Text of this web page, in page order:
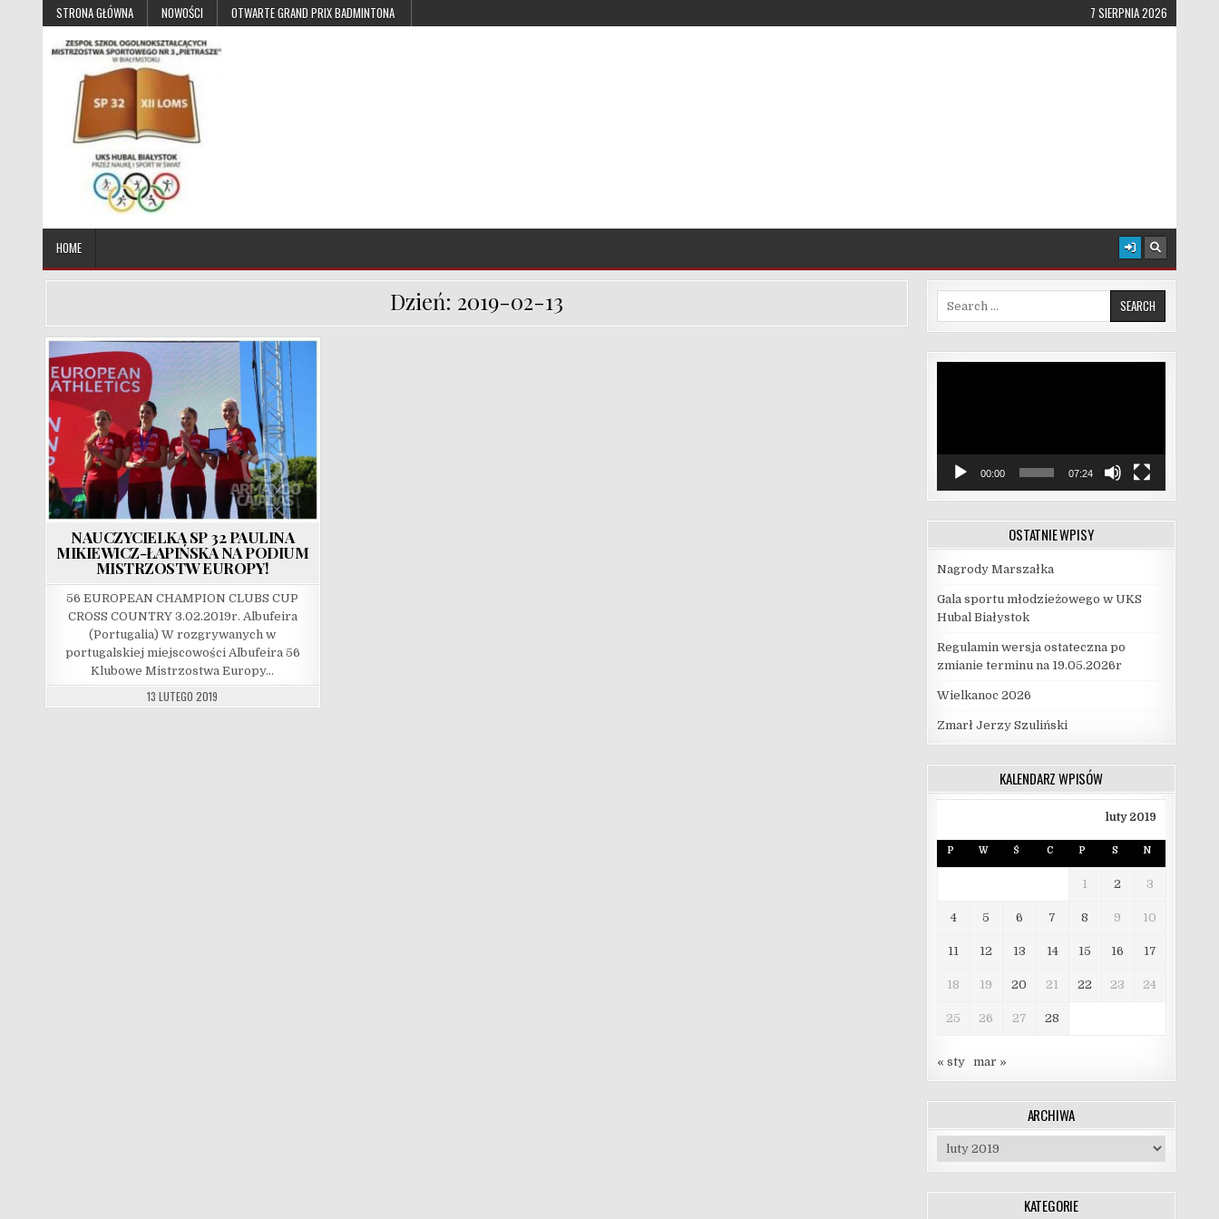
Skip to contentSTRONA GŁÓWNA NOWOŚCI OTWARTE GRAND PRIX BADMINTONA 7 SIERPNIA 2026
UKS Hubal Białystok
HOME
Dzień: 2019-02-13
NAUCZYCIELKA SP 32 PAULINA
MIKIEWICZ-ŁAPIŃSKA NA PODIUM
MISTRZOSTW EUROPY!
56 EUROPEAN CHAMPION CLUBS CUP
CROSS COUNTRY 3.02.2019r. Albufeira
(Portugalia) W rozgrywanych w
portugalskiej miejscowości Albufeira 56
Klubowe Mistrzostwa Europy…
13 LUTEGO 2019
Search for:
00:00 07:24
OSTATNIE WPISY
Nagrody Marszałka
Gala sportu młodzieżowego w UKS
Hubal Białystok
Regulamin wersja ostateczna po
zmianie terminu na 19.05.2026r
Wielkanoc 2026
Zmarł Jerzy Szuliński
KALENDARZ WPISÓW
luty 2019
P W Ś C P S N
1 2 3
4 5 6 7 8 9 10
11 12 13 14 15 16 17
18 19 20 21 22 23 24
25 26 27 28
« sty mar »
ARCHIWA
Archiwa
KATEGORIE